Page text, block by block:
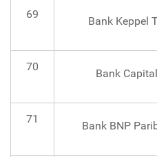
69
Bank Keppel
70
Bank
71
Bank BNP